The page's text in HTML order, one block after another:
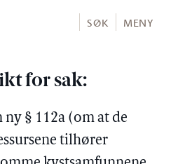
SØK MENY
for sak:
§ 112a (om at de
tilhører